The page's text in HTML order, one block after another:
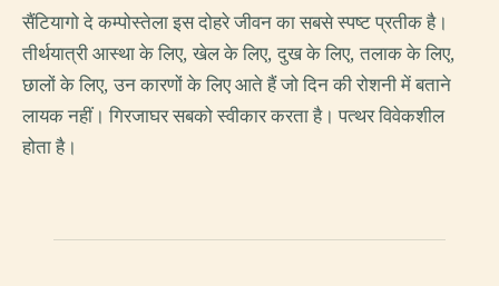
सैंटियागो दे कम्पोस्तेला इस दोहरे जीवन का सबसे स्पष्ट प्रतीक है।
तीर्थयात्री आस्था के लिए, खेल के लिए, दुख के लिए, तलाक के लिए,
छालों के लिए, उन कारणों के लिए आते हैं जो दिन की रोशनी में बताने
लायक नहीं। गिरजाघर सबको स्वीकार करता है। पत्थर विवेकशील
होता है।